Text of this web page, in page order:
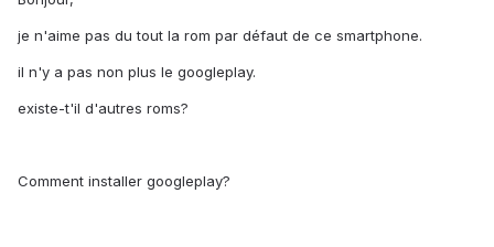
je n'aime pas du tout la rom par défaut de ce smartphone.
il n'y a pas non plus le googleplay.
existe-t'il d'autres roms?
Comment installer googleplay?